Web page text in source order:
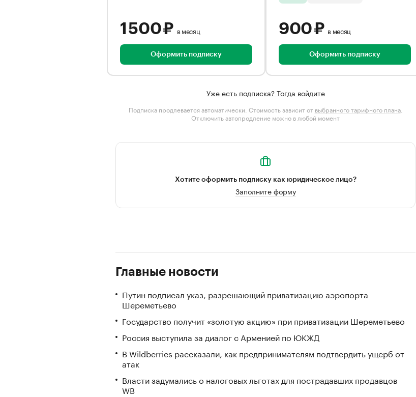
1 500 ₽ в месяц
Оформить подписку
900 ₽ в месяц
Оформить подписку
Уже есть подписка? Тогда войдите
Подписка продлевается автоматически. Стоимость зависит от выбранного тарифного плана.
Отключить автопродление можно в любой момент
Хотите оформить подписку как юридическое лицо?
Заполните форму
Главные новости
Путин подписал указ, разрешающий приватизацию аэропорта
Шереметьево
Государство получит «золотую акцию» при приватизации Шереметьево
Россия выступила за диалог с Арменией по ЮКЖД
В Wildberries рассказали, как предпринимателям подтвердить ущерб от
атак
Власти задумались о налоговых льготах для пострадавших продавцов
WB